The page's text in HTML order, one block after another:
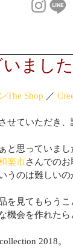
ました
The Shop ／
ていただき、
と思っていまし
楽市さんでの
うのは難しいの
を見てもらう
機会を作れた
2018。